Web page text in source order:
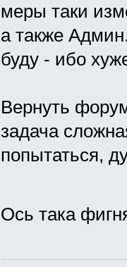
меры таки
а также
буду - ибо
Вернуть
задача
попытаться,
Ось така